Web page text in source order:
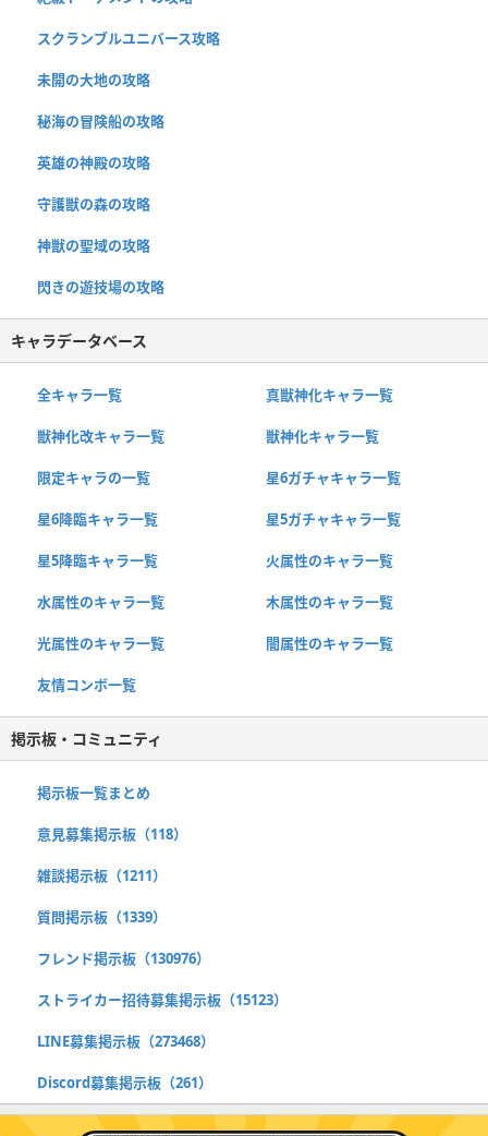
スクランブルユニバース攻略
未開の大地の攻略
秘海の冒険船の攻略
英雄の神殿の攻略
守護獣の森の攻略
神獣の聖域の攻略
閃きの遊技場の攻略
キャラデータベース
全キャラ一覧 真獣神化キャラ一覧
獣神化改キャラ一覧 獣神化キャラ一覧
限定キャラの一覧 星6ガチャキャラ一覧
星6降臨キャラ一覧 星5ガチャキャラ一覧
星5降臨キャラ一覧 火属性のキャラ一覧
水属性のキャラ一覧 木属性のキャラ一覧
光属性のキャラ一覧 闇属性のキャラ一覧
友情コンボ一覧
掲示板・コミュニティ
掲示板一覧まとめ
意見募集掲示板（118）
雑談掲示板（1211）
質問掲示板（1339）
フレンド掲示板（130976）
ストライカー招待募集掲示板（15123）
LINE募集掲示板（273468）
Discord募集掲示板（261）